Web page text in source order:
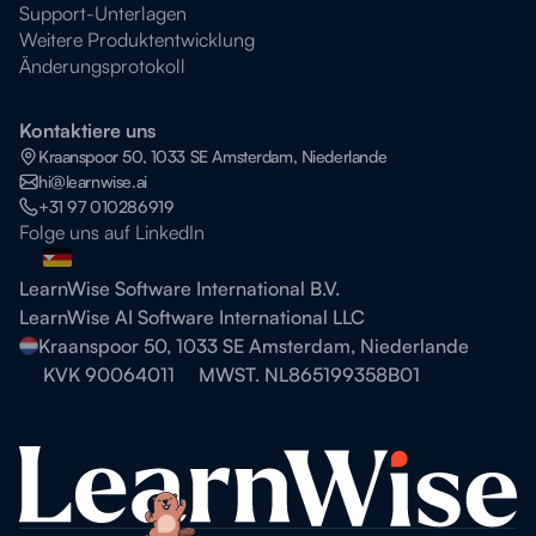
Support-Unterlagen
Weitere Produktentwicklung
Änderungsprotokoll
Kontaktiere uns
Kraanspoor 50, 1033 SE Amsterdam, Niederlande
hi@learnwise.ai
+31 97 010286919
Folge uns auf LinkedIn
LearnWise Software International B.V.
LearnWise AI Software International LLC
Kraanspoor 50, 1033 SE Amsterdam, Niederlande
KVK 90064011
MWST. NL865199358B01